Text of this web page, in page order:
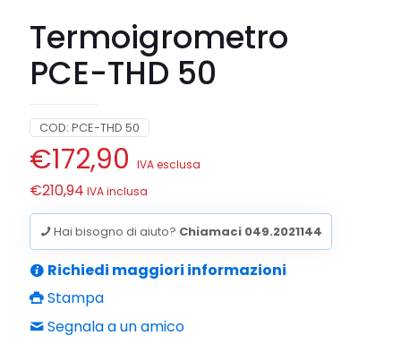
Termoigrometro
PCE-THD 50
COD: PCE-THD 50
€172,90 IVA esclusa
€210,94 IVA inclusa
Hai bisogno di aiuto? Chiamaci 049.2021144
Richiedi maggiori informazioni
Stampa
Segnala a un amico